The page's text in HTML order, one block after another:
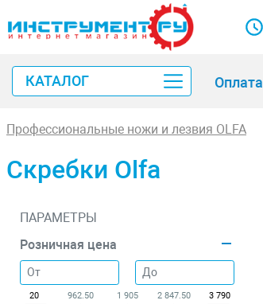
КАТАЛОГ Оплата
Профессиональные ножи и лезвия OLFA
Скребки Olfa
ПАРАМЕТРЫ
Розничная цена
20 962.50 1 905 2 847.50 3 790